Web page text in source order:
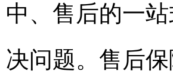
中、售后的一
决问题。售后